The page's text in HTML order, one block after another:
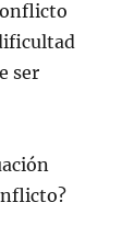
ser